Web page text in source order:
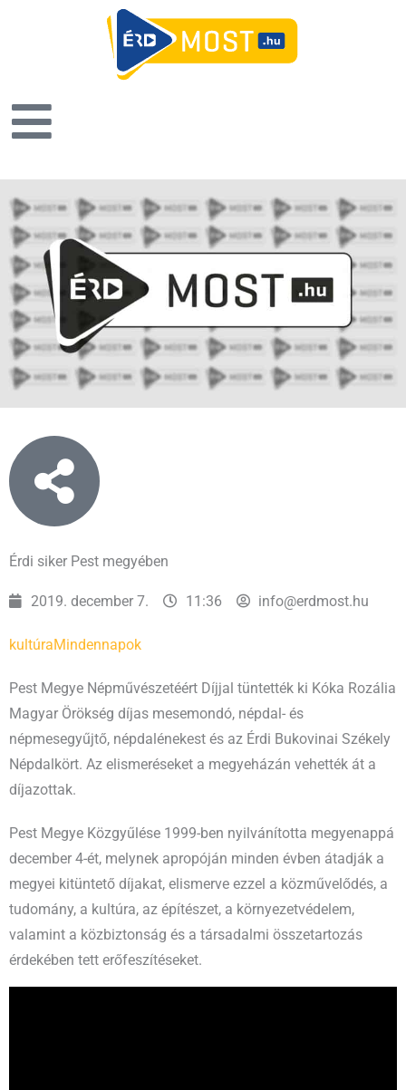
Érdi siker Pest megyében
2019. december 7. 11:36 info@erdmost.hu
kultúraMindennapok
Pest Megye Népművészetéért Díjjal tüntették ki Kóka Rozália
Magyar Örökség díjas mesemondó, népdal- és
népmesegyűjtő, népdalénekest és az Érdi Bukovinai Székely
Népdalkört. Az elismeréseket a megyeházán vehették át a
díjazottak.
Pest Megye Közgyűlése 1999-ben nyilvánította megyenappá
december 4-ét, melynek apropóján minden évben átadják a
megyei kitüntető díjakat, elismerve ezzel a közművelődés, a
tudomány, a kultúra, az építészet, a környezetvédelem,
valamint a közbiztonság és a társadalmi összetartozás
érdekében tett erőfeszítéseket.